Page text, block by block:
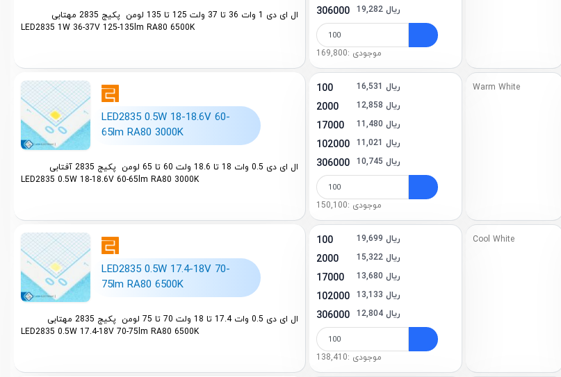
ال ای دی 1 وات 36 تا 37 ولت 125 تا 135 لومن پکیج 2835 مهتابی
LED2835 1W 36-37V 125-135lm RA80 6500K
306000 19,282 ریال
موجودی :169,800
LED2835 0.5W 18-18.6V 60-
65lm RA80 3000K
ال ای دی 0.5 وات 18 تا 18.6 ولت 60 تا 65 لومن پکیج 2835 آفتابی
LED2835 0.5W 18-18.6V 60-65lm RA80 3000K
100 16,531 ریال
2000 12,858 ریال
17000 11,480 ریال
102000 11,021 ریال
306000 10,745 ریال
موجودی :150,100
Warm White
LED2835 0.5W 17.4-18V 70-
75lm RA80 6500K
ال ای دی 0.5 وات 17.4 تا 18 ولت 70 تا 75 لومن پکیج 2835 مهتابی
LED2835 0.5W 17.4-18V 70-75lm RA80 6500K
100 19,699 ریال
2000 15,322 ریال
17000 13,680 ریال
102000 13,133 ریال
306000 12,804 ریال
موجودی :138,410
Cool White